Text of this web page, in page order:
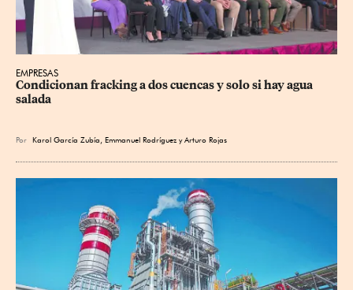
EMPRESAS
Condicionan fracking a dos cuencas y solo si hay agua
salada
Por Karol García Zubía, Emmanuel Rodríguez yArturo Rojas